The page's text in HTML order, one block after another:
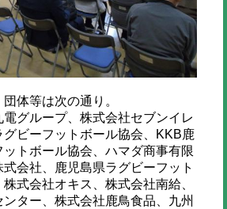
体等は次の通り。
グループ、株式会社セブンイレ
グビーフットボール協会、KKB鹿
ットボール協会、ハマダ商事有限
会社、鹿児島県ラグビーフット
式会社オキス、株式会社南給、
ター、株式会社鹿鳥食品、九州